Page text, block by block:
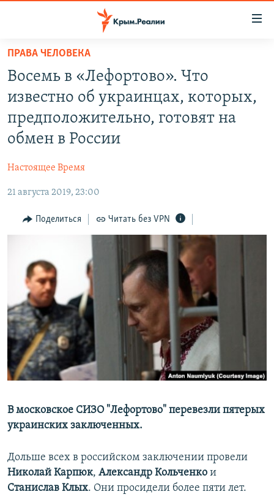
Вернуться
основному
содержанию
главной
Вернутся
КАРТА ВОЕННЫХ ОБЪЕКТОВ КРЫМА
ИСТОРИЯ
ИНТЕРАКТИВ
ИНФОГРАФИКА
ТЕЛЕПРОЕКТ КРЫМ.РЕАЛИИ
ПРОПАВШИЕ БЕЗ ВЕСТИ
ПОБЕДИТЕЛЕЙ НЕ СУДЯТ?
КРЫМ.НЕПОКОРЕННЫЙ
ELIFBE
УКРАИНСКАЯ ПРОБЛЕМА КРЫМА
РАДІО СВОБОДА
КАК ОБОЙТИ БЛОКИРОВКУ
ПРИСОЕДИНЯЙТЕСЬ!
Все сайты RFE/RL
ПРАВА ЧЕЛОВЕКА
Восемь в «Лефортово». Что
известно об украинцах, которых,
предположительно, готовят на
обмен в России
Настоящее Время
21 августа 2019, 23:00
Поделиться Читать без VPN
В московское СИЗО "Лефортово" перевезли пятерых
украинских заключенных.
Дольше всех в российском заключении провели
Николай Карпюк, Александр Кольченко и
Станислав Клых. Они просидели более пяти лет.